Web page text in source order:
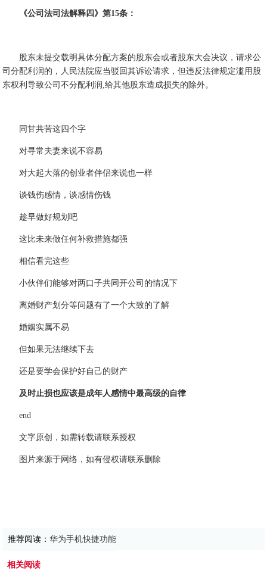
《公司法司法解释四》第15条：
股东未提交载明具体分配方案的股东会或者股东大会决议，请求公
司分配利润的，人民法院应当驳回其诉讼请求，但违反法律规定滥用股
东权利导致公司不分配利润,给其他股东造成损失的除外。
同甘共苦这四个字
对寻常夫妻来说不容易
对大起大落的创业者伴侣来说也一样
谈钱伤感情，谈感情伤钱
趁早做好规划吧
这比未来做任何补救措施都强
相信看完这些
小伙伴们能够对两口子共同开公司的情况下
离婚财产划分等问题有了一个大致的了解
婚姻实属不易
但如果无法继续下去
还是要学会保护好自己的财产
及时止损也应该是成年人感情中最高级的自律
end
文字原创，如需转载请联系授权
图片来源于网络，如有侵权请联系删除
推荐阅读：华为手机快捷功能
相关阅读